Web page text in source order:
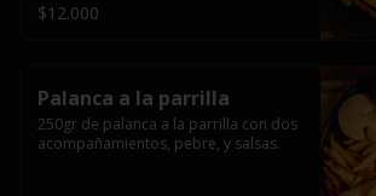
$12.000
Palanca a la parrilla
250gr de palanca a la parrilla con dos
acompañamientos, pebre, y salsas.